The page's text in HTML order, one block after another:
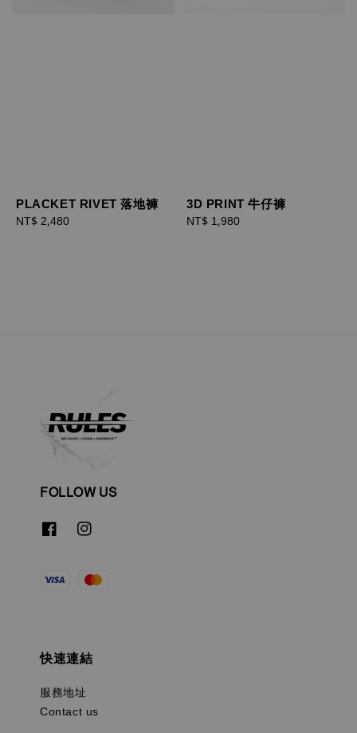
PLACKET RIVET 落地褲
Regular
NT$ 2,480
3D PRINT 牛仔褲
Regular
NT$ 1,980
FOLLOW US
快速連結
服務地址
Contact us